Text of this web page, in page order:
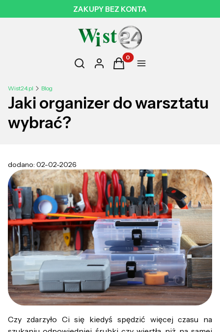
ZAKUPY BEZ KONTA
Otwórz wyszukiwarkę
Szukaj Zaloguj sięProdukty w koszyku: 0.
KoszykMenu
Wist24.pl Blog
Jaki organizer do warsztatu
wybrać?
dodano: 02-02-2026
Czy zdarzyło Ci się kiedyś spędzić więcej czasu na